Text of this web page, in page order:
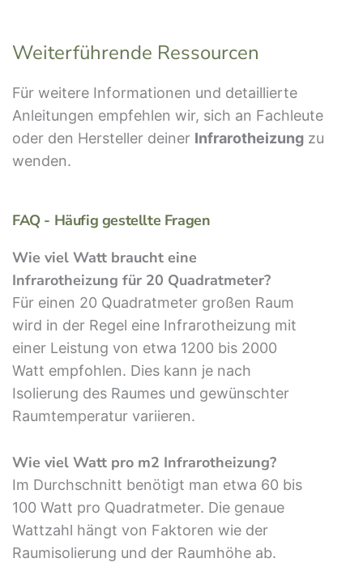
Weiterführende Ressourcen
Für weitere Informationen und detaillierte
Anleitungen empfehlen wir, sich an Fachleute
oder den Hersteller deiner Infrarotheizung zu
wenden.
FAQ - Häufig gestellte Fragen
Wie viel Watt braucht eine
Infrarotheizung für 20 Quadratmeter?
Für einen 20 Quadratmeter großen Raum
wird in der Regel eine Infrarotheizung mit
einer Leistung von etwa 1200 bis 2000
Watt empfohlen. Dies kann je nach
Isolierung des Raumes und gewünschter
Raumtemperatur variieren.
Wie viel Watt pro m2 Infrarotheizung?
Im Durchschnitt benötigt man etwa 60 bis
100 Watt pro Quadratmeter. Die genaue
Wattzahl hängt von Faktoren wie der
Raumisolierung und der Raumhöhe ab.